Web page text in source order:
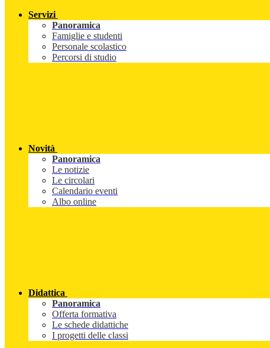
Servizi
Panoramica
Famiglie e studenti
Personale scolastico
Percorsi di studio
Novità
Panoramica
Le notizie
Le circolari
Calendario eventi
Albo online
Didattica
Panoramica
Offerta formativa
Le schede didattiche
I progetti delle classi